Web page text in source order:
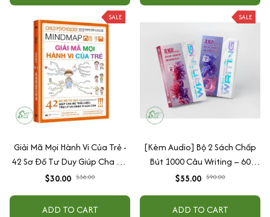
SALE
Giải Mã Mọi Hành Vi Của Trẻ -
42 Sơ Đồ Tư Duy Giúp Cha Mẹ
Thấu Hiểu Tâm Lý Và Hành Vi
$30.00 $38.00
ADD TO CART
SALE
[Kèm Audio] Bộ 2 Sách Chấp
Bút 1000 Câu Writing – 60
Ngày Gieo Trồng Tư Duy
$55.00 $90.00
ADD TO CART